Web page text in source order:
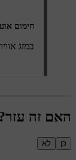
חימום
במזג
האם זה
כן לא